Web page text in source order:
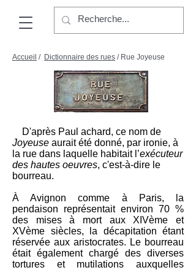
Accueil / Dictionnaire des rues / Rue Joyeuse
D'après Paul achard, ce nom de
Joyeuse aurait été donné, par ironie, à
la rue dans laquelle habitait l’exécuteur
des hautes oeuvres, c'est-à-dire le
bourreau.
ÀAvignon comme à Paris, la
pendaison représentait environ 70 %
des mises à mort aux XIVème et
XVème siècles, la décapitation étant
réservée aux aristocrates. Le bourreau
était également chargé des diverses
tortures et mutilations auxquelles